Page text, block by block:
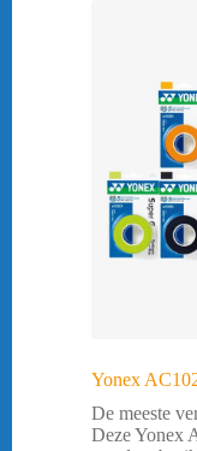
Yonex
De meeste
Deze Yonex